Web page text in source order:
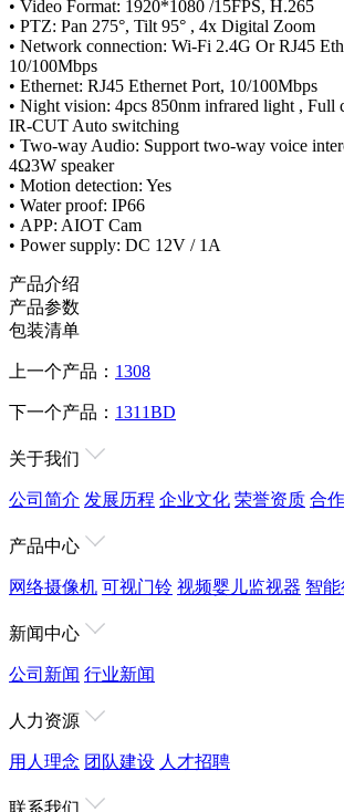
• Video Format: 1920*1080 /15FPS, H.265
• PTZ: Pan 275°, Tilt 95° , 4x Digital Zoom
• Network connection: Wi-Fi 2.4G Or RJ45
10/100Mbps
• Ethernet: RJ45 Ethernet Port, 10/100Mbps
• Night vision: 4pcs 850nm infrared light , Full
IR-CUT Auto switching
• Two-way Audio: Support two-way voice
4Ω3W speaker
• Motion detection: Yes
• Water proof: IP66
• APP: AIOT Cam
• Power supply: DC 12V / 1A
产品介绍
产品参数
包装清单
上一个产品： 1308
下一个产品： 1311BD
关于我们
公司简介 发展历程 企业文化 荣誉资质 合
产品中心
网络摄像机 可视门铃 视频婴儿监视器 智
新闻中心
公司新闻 行业新闻
人力资源
用人理念 团队建设 人才招聘
联系我们